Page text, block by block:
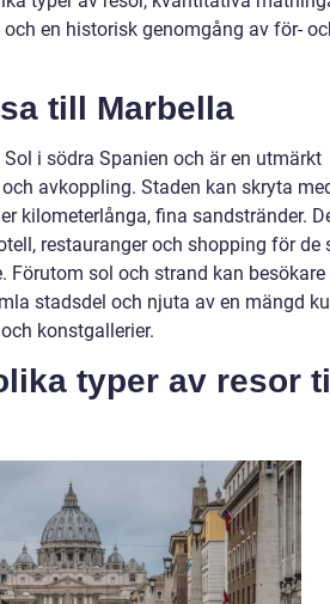
en historisk genomgång av för-
till Marbella
i södra Spanien och är en utmärkt
avkoppling. Staden kan skryta
kilometerlånga, fina sandstränder.
restauranger och shopping för de
Förutom sol och strand kan besökare
stadsdel och njuta av en mängd
konstgallerier.
typer av resor